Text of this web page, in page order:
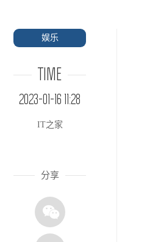
娱乐
TIME
2023-01-16 11:28
IT之家
分享